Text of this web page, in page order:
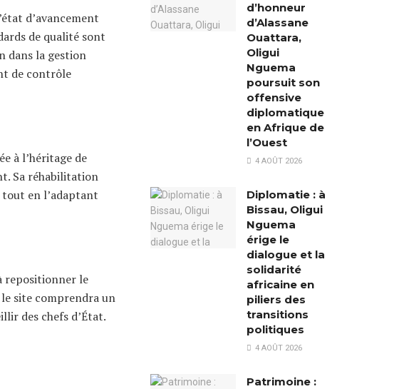
d’avancement
de qualité sont
dans la gestion
de contrôle
à l’héritage de
Sa réhabilitation
tout en l’adaptant
repositionner le
site comprendra un
des chefs d’État.
d’honneur
d’Alassane
Ouattara,
Oligui
Nguema
poursuit son
offensive
diplomatique
en Afrique de
l’Ouest
4 AOÛT 2026
Diplomatie : à
Bissau, Oligui
Nguema
érige le
dialogue et la
solidarité
africaine en
piliers des
transitions
politiques
4 AOÛT 2026
Patrimoine :